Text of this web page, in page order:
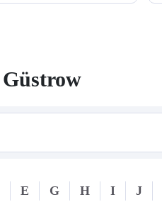
Güstrow
E G H I J